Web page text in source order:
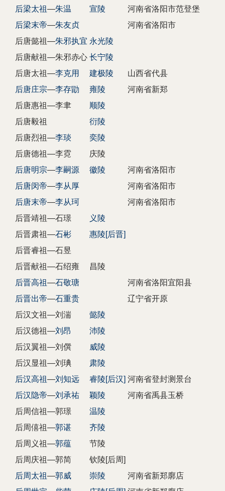
后梁太祖—朱温 宣陵
河南省洛阳市范登堡
后梁末帝—朱友贞
河南省洛阳市
后唐懿祖—朱邪执宜 永光陵
后唐献祖—朱邪赤心 长宁陵
后唐太祖—李克用 建极陵
山西省代县
后唐庄宗—李存勖 雍陵
河南省新郑
后唐惠祖—李聿
顺陵
后唐毅祖
衍陵
后唐烈祖—李琰
奕陵
后唐德祖—李霓
庆陵
后唐明宗—李嗣源 徽陵
河南省洛阳市
后唐闵帝—李从厚
河南省洛阳市
后唐末帝—李从珂
河南省洛阳市
后晋靖祖—石璟
义陵
后晋肃祖—石彬
惠陵[后晋]
后晋睿祖—石昱
后晋献祖—石绍雍
昌陵
后晋高祖—石敬瑭
河南省洛阳宜阳县
后晋出帝—石重贵
辽宁省开原
后汉文祖—刘湍
懿陵
后汉德祖—刘昂
沛陵
后汉翼祖—刘僎
威陵
后汉显祖—刘琠
肃陵
后汉高祖—刘知远 睿陵[后汉] 河南省登封测景台
后汉隐帝—刘承祐 颖陵
河南省禹县玉桥
后周信祖—郭璟
温陵
后周僖祖—郭谌
齐陵
后周义祖—郭蕴
节陵
后周庆祖—郭简
钦陵[后周]
后周太祖—郭威 崇陵
河南省新郑廓店